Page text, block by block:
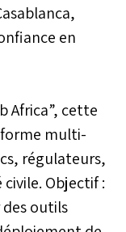
en
Africa”, cette
multi-
régulateurs,
Objectif :
outils